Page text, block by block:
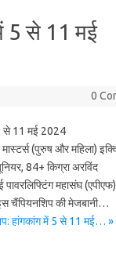
5 से 11 मई
0
5 से 11 मई 2024
(पुरुष और महिला)
84+ किग्रा अरविंद
महासंघ (एपीएफ)
चैंपियनशिप की मेजबानी…
हांगकांग में 5 से 11 मई… »